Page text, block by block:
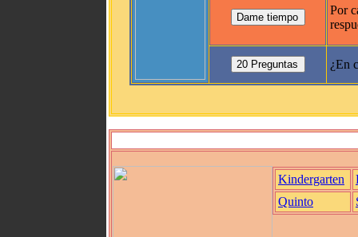
Por
¿En
Kindergarten
Quinto